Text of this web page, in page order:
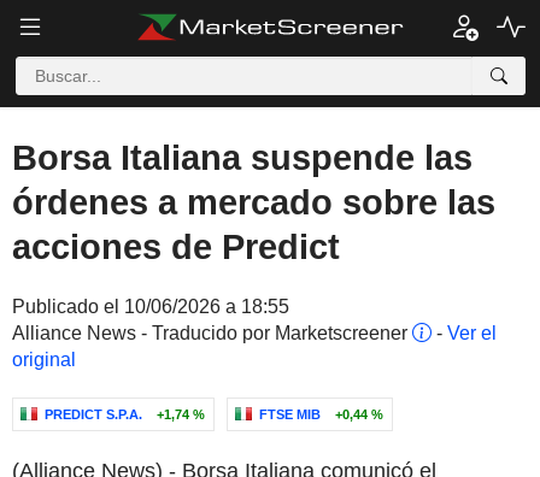
Borsa Italiana suspende las
órdenes a mercado sobre las
acciones de Predict
Publicado el 10/06/2026 a 18:55
Alliance News - Traducido por Marketscreener
- Ver el
original
PREDICT S.P.A. +1,74 % FTSE MIB +0,44 %
(Alliance News) - Borsa Italiana comunicó el